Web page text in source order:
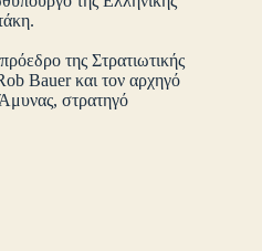
της Στρατιωτικής
Bauer και τον αρχηγό
στρατηγό